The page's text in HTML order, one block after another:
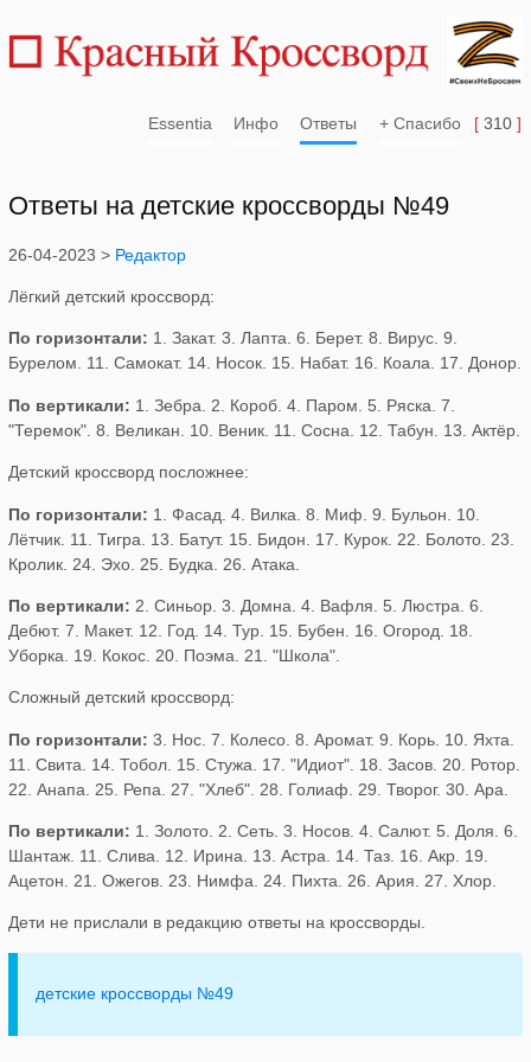
Essentia Инфо Ответы + Спасибо [ 310 ]
Ответы на детские кроссворды №49
26-04-2023 > Редактор
Лёгкий детский кроссворд:
По горизонтали: 1. Закат. 3. Лапта. 6. Берет. 8. Вирус. 9.
Бурелом. 11. Самокат. 14. Носок. 15. Набат. 16. Коала. 17. Донор.
По вертикали: 1. Зебра. 2. Короб. 4. Паром. 5. Ряска. 7.
"Теремок". 8. Великан. 10. Веник. 11. Сосна. 12. Табун. 13. Актёр.
Детский кроссворд посложнее:
По горизонтали: 1. Фасад. 4. Вилка. 8. Миф. 9. Бульон. 10.
Лётчик. 11. Тигра. 13. Батут. 15. Бидон. 17. Курок. 22. Болото. 23.
Кролик. 24. Эхо. 25. Будка. 26. Атака.
По вертикали: 2. Синьор. 3. Домна. 4. Вафля. 5. Люстра. 6.
Дебют. 7. Макет. 12. Год. 14. Тур. 15. Бубен. 16. Огород. 18.
Уборка. 19. Кокос. 20. Поэма. 21. "Школа".
Сложный детский кроссворд:
По горизонтали: 3. Нос. 7. Колесо. 8. Аромат. 9. Корь. 10. Яхта.
11. Свита. 14. Тобол. 15. Стужа. 17. "Идиот". 18. Засов. 20. Ротор.
22. Анапа. 25. Репа. 27. "Хлеб". 28. Голиаф. 29. Творог. 30. Ара.
По вертикали: 1. Золото. 2. Сеть. 3. Носов. 4. Салют. 5. Доля. 6.
Шантаж. 11. Слива. 12. Ирина. 13. Астра. 14. Таз. 16. Акр. 19.
Ацетон. 21. Ожегов. 23. Нимфа. 24. Пихта. 26. Ария. 27. Хлор.
Дети не прислали в редакцию ответы на кроссворды.
детские кроссворды №49